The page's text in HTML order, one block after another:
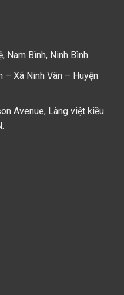
Nam Bình, Ninh Bình
– Xã Ninh Vân – Huyện
Avenue, Làng việt kiều